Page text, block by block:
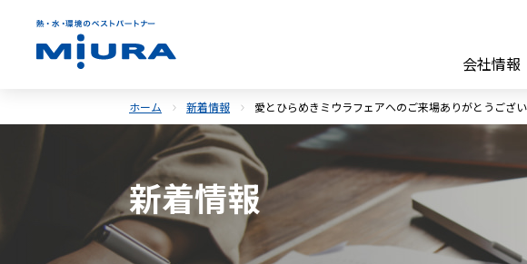
会社情報
ホーム 新着情報 愛とひらめきミウラフェアへのご来場ありがとうござ
新着情報